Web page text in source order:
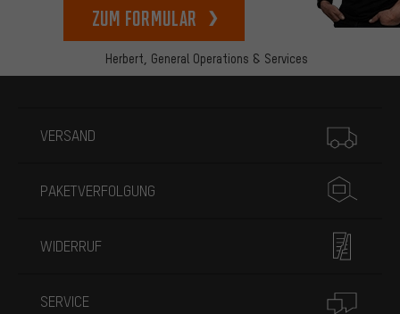
Herbert, General Operations & Services
zum Formular
VERSAND
PAKETVERFOLGUNG
WIDERRUF
SERVICE